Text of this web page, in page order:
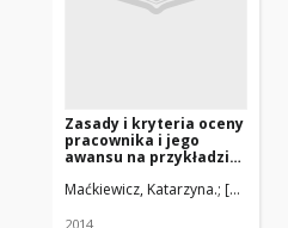
Zasady i kryteria oceny
pracownika i jego
awansu na przykładzie
Uniwersyteckiej w
Maćkiewicz, Katarzyna. [Kom.
2014